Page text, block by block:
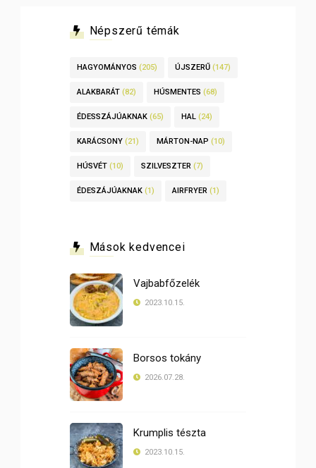
Népszerű témák
HAGYOMÁNYOS (205) ÚJSZERŰ (147)
ALAKBARÁT (82) HÚSMENTES (68)
ÉDESSZÁJÚAKNAK (65) HAL (24)
KARÁCSONY (21) MÁRTON-NAP (10)
HÚSVÉT (10) SZILVESZTER (7)
ÉDESZÁJÚAKNAK (1) AIRFRYER (1)
Mások kedvencei
Vajbabfőzelék
2023.10.15.
Borsos tokány
2026.07.28.
Krumplis tészta
2023.10.15.